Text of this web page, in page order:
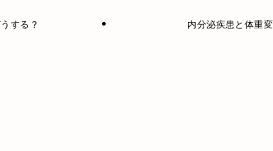
する？ 内分泌疾患と体重